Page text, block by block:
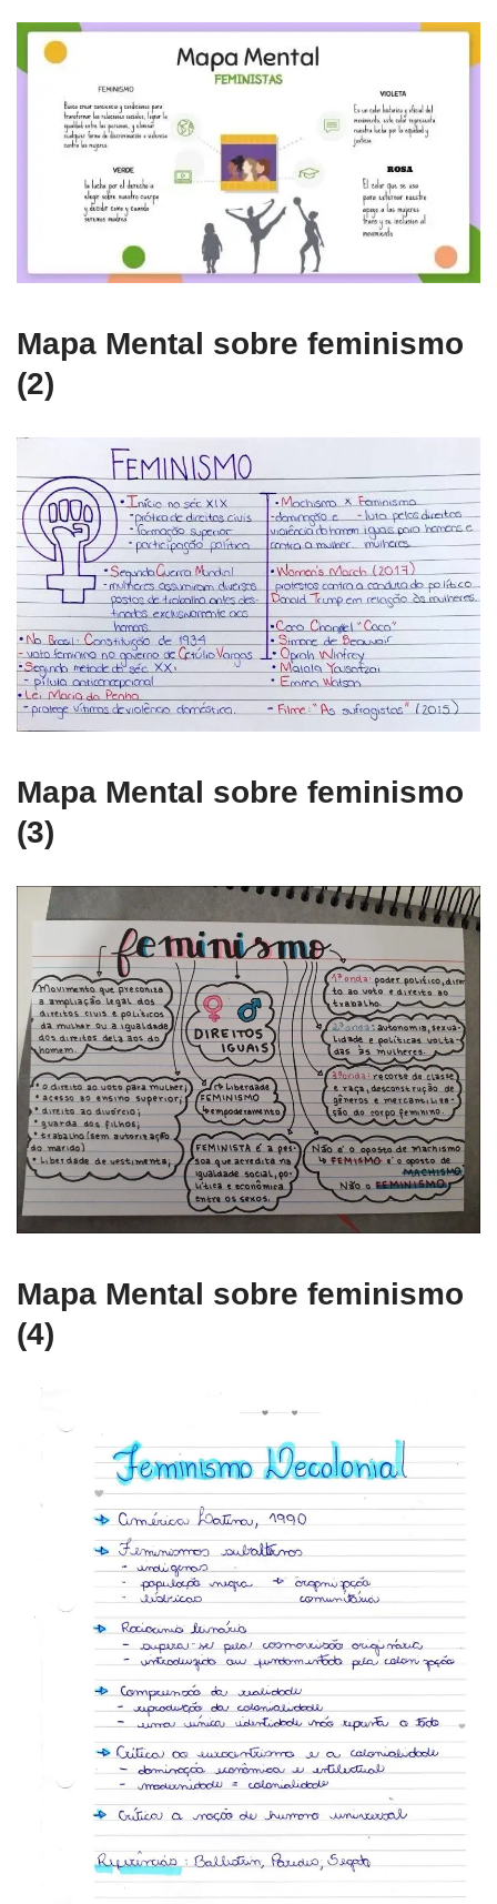
Mapa Mental sobre feminismo
(2)
Mapa Mental sobre feminismo
(3)
Mapa Mental sobre feminismo
(4)